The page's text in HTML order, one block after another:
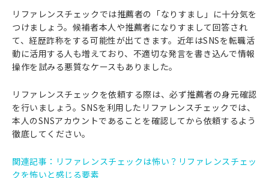
リファレンスチェックでは推薦者の「なりすまし」に十分気を
つけましょう。候補者本人や推薦者になりすまして回答され
て、経歴詐称をする可能性が出てきます。近年はSNSを転職活
動に活用する人も増えており、不適切な発言を書き込んで情報
操作を試みる悪質なケースもありました。
リファレンスチェックを依頼する際は、必ず推薦者の身元確認
を行いましょう。SNSを利用したリファレンスチェックでは、
本人のSNSアカウントであることを確認してから依頼するよう
徹底してください。
関連記事：リファレンスチェックは怖い？リファレンスチェッ
クを怖いと感じる要素